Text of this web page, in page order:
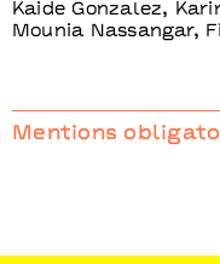
Kaide Gonzalez,
Mounia Nassangar,
Mentions
Summer Dance